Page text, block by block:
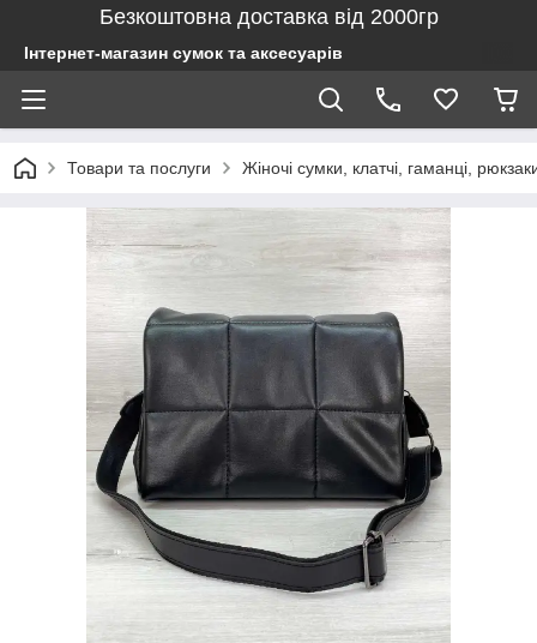
Безкоштовна доставка від 2000гр
Інтернет-магазин сумок та аксесуарів
Товари та послуги Жіночі сумки, клатчі, гаманці,